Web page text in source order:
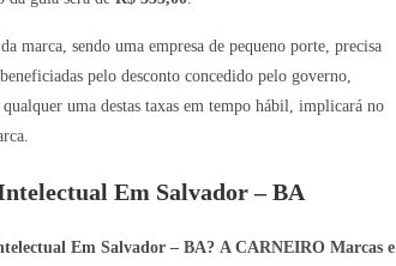
sendo uma empresa de pequeno porte, precisa
pelo desconto concedido pelo governo,
qualquer uma destas taxas em tempo hábil, implicará no
Em Salvador – BA
Em Salvador – BA? A CARNEIRO Marcas e